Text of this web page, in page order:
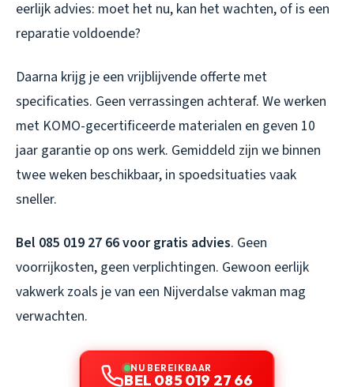
eerlijk advies: moet het nu, kan het wachten, of is een
reparatie voldoende?
Daarna krijg je een vrijblijvende offerte met
specificaties. Geen verrassingen achteraf. We werken
met KOMO-gecertificeerde materialen en geven 10
jaar garantie op ons werk. Gemiddeld zijn we binnen
twee weken beschikbaar, in spoedsituaties vaak
sneller.
Bel 085 019 27 66 voor gratis advies. Geen
voorrijkosten, geen verplichtingen. Gewoon eerlijk
vakwerk zoals je van een Nijverdalse vakman mag
verwachten.
NU BEREIKBAAR
BEL 085 019 27 66